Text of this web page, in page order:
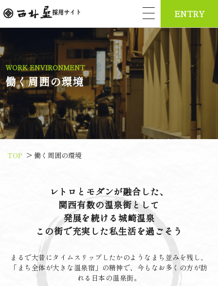
採用サイト ENTRY
WORK ENVIRONMENT
働く周囲の環境
TOP > 働く周囲の環境
レトロとモダンが融合した、
関西有数の温泉街として
発展を続ける城崎温泉
この街で充実した私生活を過ごそう
まるで大昔にタイムスリップしたかのようなまち並みを残し、
「まち全体が大きな温泉宿」の精神で、今もなお多くの方が訪
れる日本の温泉街。